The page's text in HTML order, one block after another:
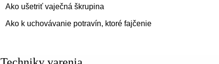
Ako ušetriť vaječná škrupina
Ako k uchovávanie potravín, ktoré fajčenie